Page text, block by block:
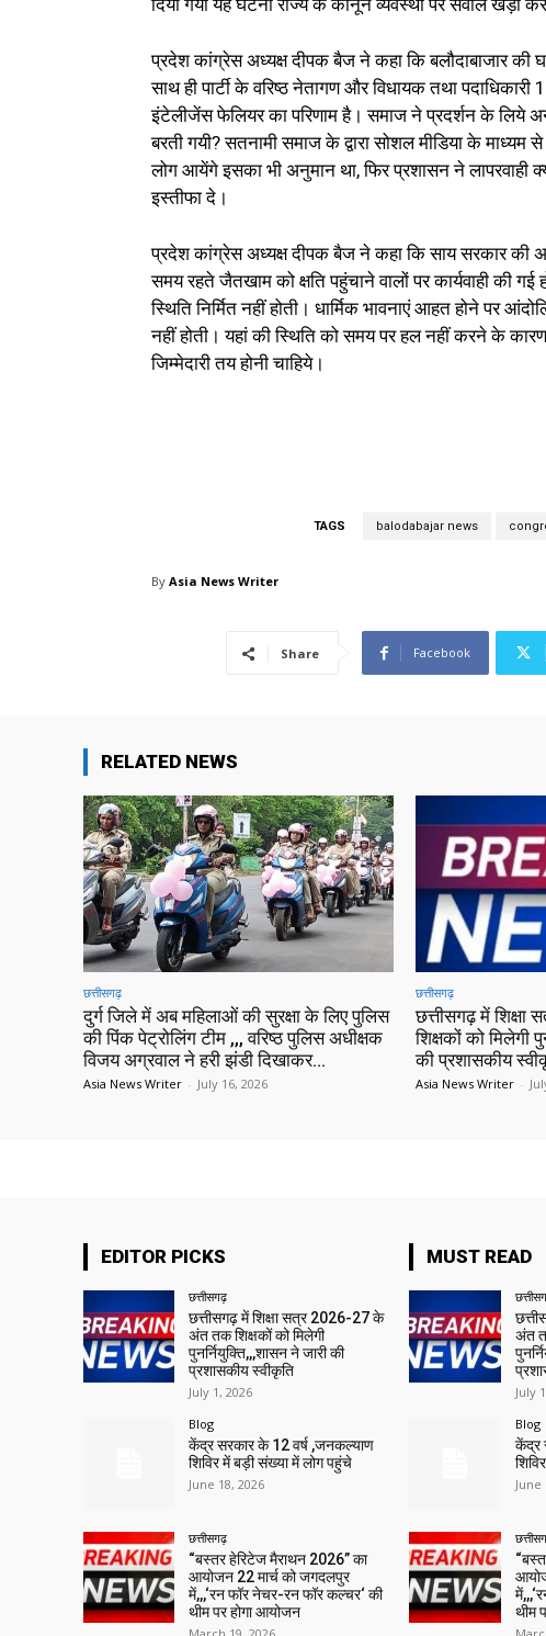
दिया गया यह घटना राज्य के कानून व्यवस्था पर सवाल खड़ा
प्रदेश कांग्रेस अध्यक्ष दीपक बैज ने कहा कि बलौदाबाजार
साथ ही पार्टी के वरिष्ठ नेतागण और विधायक तथा
इंटेलीजेंस फेलियर का परिणाम है। समाज ने प्रदर्शन के लिये
बरती गयी? सतनामी समाज के द्वारा सोशल मीडिया के
लोग आयेंगे इसका भी अनुमान था, फिर प्रशासन ने लापरवाही
इस्तीफा दे।
प्रदेश कांग्रेस अध्यक्ष दीपक बैज ने कहा कि साय सरकार की
समय रहते जैतखाम को क्षति पहुंचाने वालों पर कार्यवाही की
स्थिति निर्मित नहीं होती। धार्मिक भावनाएं आहत होने पर
नहीं होती। यहां की स्थिति को समय पर हल नहीं करने के
जिम्मेदारी तय होनी चाहिये।
TAGS balodabajar news
By Asia News Writer
Share Facebook
RELATED NEWS
छत्तीसगढ़
दुर्ग जिले में अब महिलाओं की सुरक्षा के लिए पुलिस
की पिंक पेट्रोलिंग टीम ,,, वरिष्ठ पुलिस अधीक्षक
विजय अग्रवाल ने हरी झंडी दिखाकर...
Asia News Writer - July 16, 2026
छत्तीसगढ़
छत्तीसगढ़ में
शिक्षकों को मिलेगी
की प्रशासकीय
Asia News Writer -
EDITOR PICKS
छत्तीसगढ़
छत्तीसगढ़ में शिक्षा सत्र 2026-27 के
अंत तक शिक्षकों को मिलेगी
पुनर्नियुक्ति,,,शासन ने जारी की
प्रशासकीय स्वीकृति
July 1, 2026
Blog
केंद्र सरकार के 12 वर्ष ,जनकल्याण
शिविर में बड़ी संख्या में लोग पहुंचे
June 18, 2026
छत्तीसगढ़
“बस्तर हेरिटेज मैराथन 2026” का
आयोजन 22 मार्च को जगदलपुर
में,,,‘रन फॉर नेचर-रन फॉर कल्चर‘ की
थीम पर होगा आयोजन
MUST READ
अंत
July
Blog
केंद्र
June
थीम